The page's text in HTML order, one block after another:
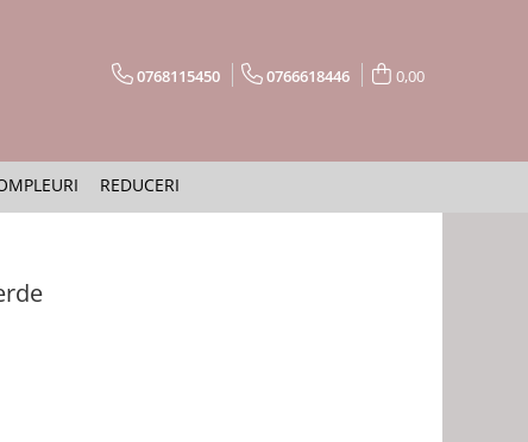
0768115450 0766618446 0,00
REDUCERI